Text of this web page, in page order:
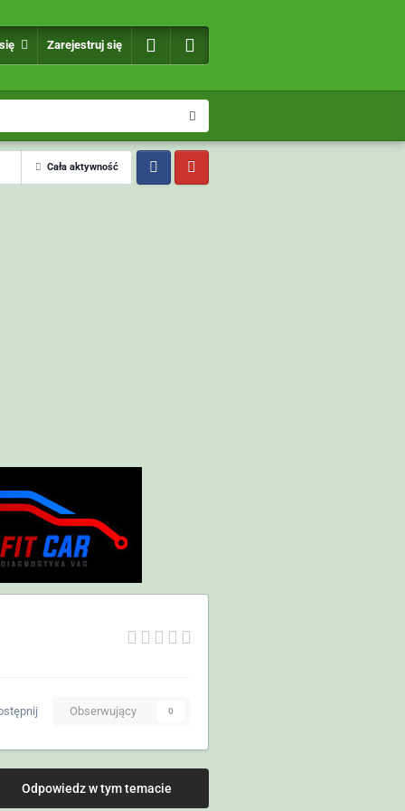
Zarejestruj się
Cała aktywność
Obserwujący 0
Odpowiedz w tym temacie